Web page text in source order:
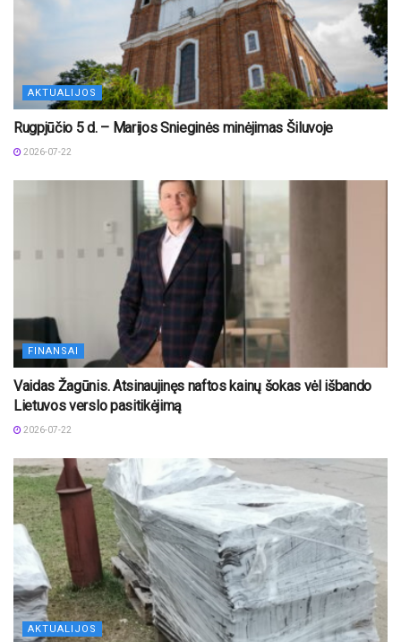
AKTUALIJOS
Rugpjūčio 5 d. – Marijos Snieginės minėjimas Šiluvoje
2026-07-22
FINANSAI
Vaidas Žagūnis. Atsinaujinęs naftos kainų šokas vėl išbando
Lietuvos verslo pasitikėjimą
2026-07-22
AKTUALIJOS